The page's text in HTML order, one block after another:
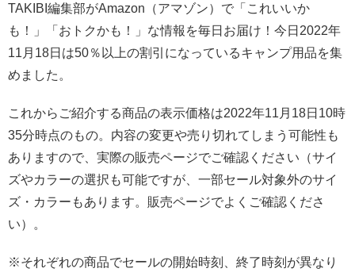
TAKIBI編集部がAmazon（アマゾン）で「これいいか
も！」「おトクかも！」な情報を毎日お届け！今日2022年
11月18日は50％以上の割引になっているキャンプ用品を集
めました。
これからご紹介する商品の表示価格は2022年11月18日10時
35分時点のもの。内容の変更や売り切れてしまう可能性も
ありますので、実際の販売ページでご確認ください（サイ
ズやカラーの選択も可能ですが、一部セール対象外のサイ
ズ・カラーもあります。販売ページでよくご確認くださ
い）。
※それぞれの商品でセールの開始時刻、終了時刻が異なり